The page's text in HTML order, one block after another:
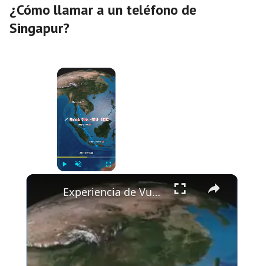
¿Cómo llamar a un teléfono de
Singapur?
×
×
Experiencia de Vuelo Scoot Airlines: Yogyakarta a Bangkok vía Singapur ✈️🇮🇩🇹🇭